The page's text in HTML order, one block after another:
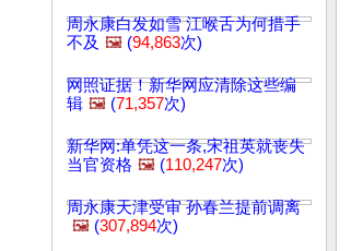
周永康白发如雪 江喉舌为何措手
不及 🖼️ (94,863次)
网照证据！新华网应清除这些编
辑 🖼️ (71,357次)
新华网:单凭这一条,宋祖英就丧失
当官资格 🖼️ (110,247次)
周永康天津受审 孙春兰提前调离
🖼️ (307,894次)